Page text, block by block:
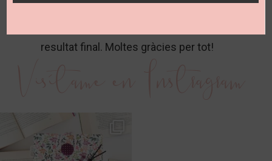
resultat final. Moltes gràcies per tot!